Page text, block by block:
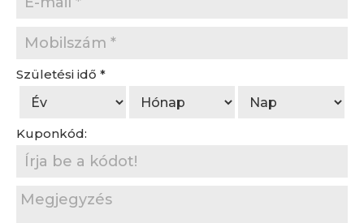
Születési idő *
Kuponkód: